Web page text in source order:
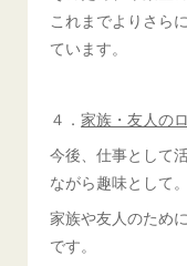
これまでよりさら
ています。
４．家族・友人の
今後、仕事として
ながら趣味として。
家族や友人のため
です。